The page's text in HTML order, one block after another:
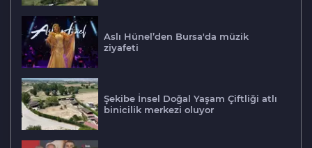
Aslı Hünel’den Bursa'da müzik
ziyafeti
Şekibe İnsel Doğal Yaşam Çiftliği atlı
binicilik merkezi oluyor